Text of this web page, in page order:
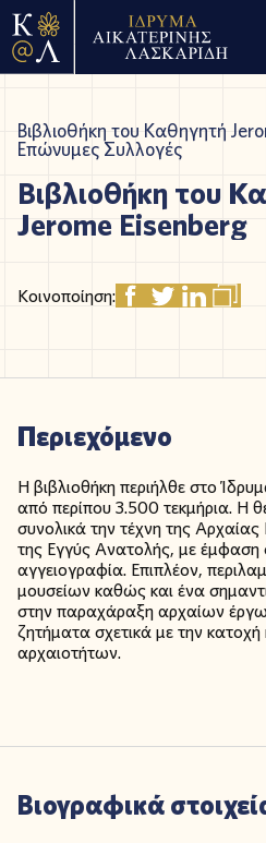
Βιβλιοθήκη του Καθηγητή
Επώνυμες Συλλογές
Βιβλιοθήκη του
Jerome Eisenberg
Κοινοποίηση:
Περιεχόμενο
Η βιβλιοθήκη περιήλθε στο
από περίπου 3.500 τεκμήρια. Η
συνολικά την τέχνη της
της Εγγύς Ανατολής, με έμφαση
αγγειογραφία. Επιπλέον,
μουσείων καθώς και ένα
στην παραχάραξη αρχαίων
ζητήματα σχετικά με την κατοχή
αρχαιοτήτων.
Βιογραφικά